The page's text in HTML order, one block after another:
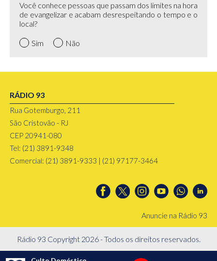
Você conhece pessoas que passam dos limites na hora
de evangelizar e acabam desrespeitando o tempo e o
local?
Sim Não
RÁDIO 93
Rua Gotemburgo, 211
São Cristovão - RJ
CEP 20941-080
Tel: (21) 3891-9348
Comercial: (21) 3891-9333 | (21) 97177-3464
Anuncie na Rádio 93
Rádio 93 Copyright 2026 - Todos os direitos reservados.